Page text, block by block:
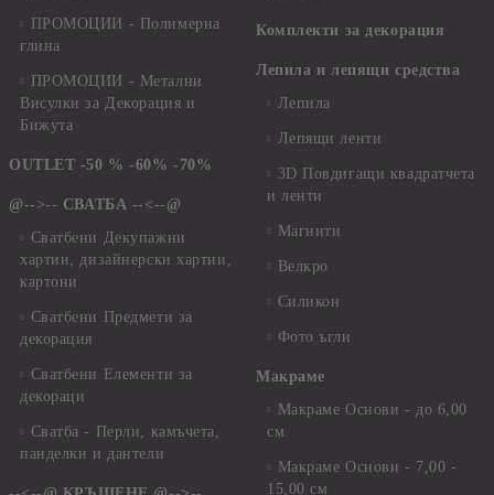
ПРОМОЦИИ - Полимерна
глина
ПРОМОЦИИ - Метални
Висулки за Декорация и
Бижута
OUTLET -50 % -60% -70%
@-->-- СВАТБА --<--@
Сватбени Декупажни
хартии, дизайнерски хартии,
картони
Сватбени Предмети за
декорация
Сватбени Елементи за
декораци
Сватба - Перли, камъчета,
панделки и дантели
Комплекти за декорация
Лепила и лепящи средства
Лепила
Лепящи ленти
3D Повдигащи квадратчета
и ленти
Магнити
Велкро
Силикон
Фото ъгли
Макраме
Макраме Основи - до 6,00
см
Макраме Основи - 7,00 -
15,00 см